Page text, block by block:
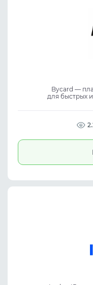
Bycard —
для быстрых
virtual